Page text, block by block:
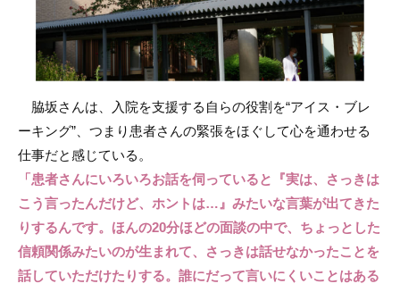
脇坂さんは、入院を支援する自らの役割を“アイス・ブレ
ーキング”、つまり患者さんの緊張をほぐして心を通わせる
仕事だと感じている。
「患者さんにいろいろお話を伺っていると『実は、さっきは
こう言ったんだけど、ホントは…』みたいな言葉が出てきた
りするんです。ほんの20分ほどの面談の中で、ちょっとした
信頼関係みたいのが生まれて、さっきは話せなかったことを
話していただけたりする。誰にだって言いにくいことはある